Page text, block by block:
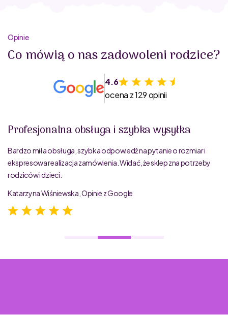
Opinie
Co mówią o nas zadowoleni rodzice?
4.6
ocena z 129 opinii
Profesjonalna obsługa i szybka wysyłka
Bardzo miła obsługa, szybka odpowiedź na pytanie o rozmiar i
ekspresowa realizacja zamówienia. Widać, że sklep zna potrzeby
rodziców i dzieci.
Katarzyna Wiśniewska, Opinie z Google